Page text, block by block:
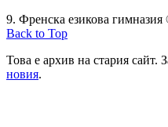
9. Френска езикова
Back to Top
Това е архив на стария сайт.
новия.